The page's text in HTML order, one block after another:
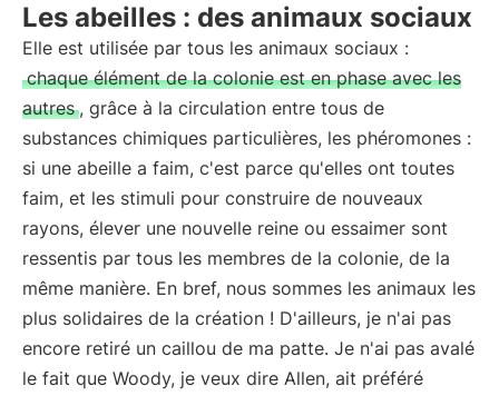
Les abeilles : des animaux sociaux
Elle est utilisée par tous les animaux sociaux :
chaque élément de la colonie est en phase avec les
autres , grâce à la circulation entre tous de
substances chimiques particulières, les phéromones :
si une abeille a faim, c'est parce qu'elles ont toutes
faim, et les stimuli pour construire de nouveaux
rayons, élever une nouvelle reine ou essaimer sont
ressentis par tous les membres de la colonie, de la
même manière. En bref, nous sommes les animaux les
plus solidaires de la création ! D'ailleurs, je n'ai pas
encore retiré un caillou de ma patte. Je n'ai pas avalé
le fait que Woody, je veux dire Allen, ait préféré